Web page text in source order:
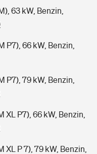
63 kW, Benzin,
P7), 66 kW, Benzin,
P7), 79 kW, Benzin,
XL P7), 66 kW, Benzin,
XL P 7), 79 kW, Benzin,